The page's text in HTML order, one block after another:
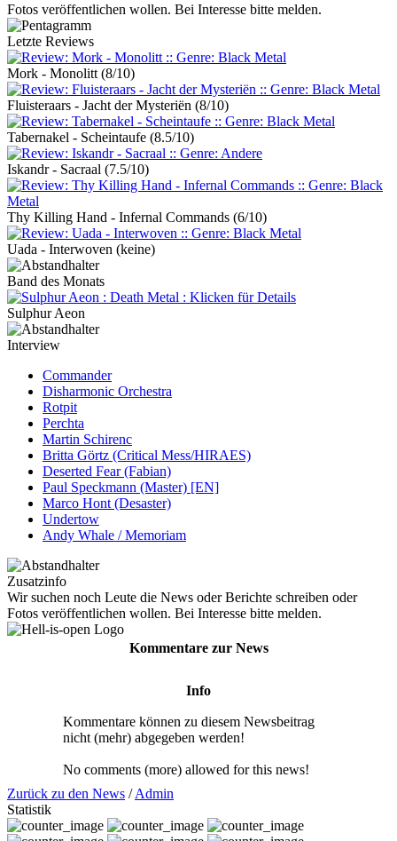
Fotos veröffentlichen wollen. Bei Interesse bitte melden.
Letzte Reviews
Mork - Monolitt (8/10)
Fluisteraars - Jacht der Mysteriën (8/10)
Tabernakel - Scheintaufe (8.5/10)
Iskandr - Sacraal (7.5/10)
Thy Killing Hand - Infernal Commands (6/10)
Uada - Interwoven (keine)
Band des Monats
Sulphur Aeon
Interview
Commander
Disharmonic Orchestra
Rotpit
Perchta
Martin Schirenc
Britta Görtz (Critical Mess/HIRAES)
Deserted Fear (Fabian)
Paul Speckmann (Master) [EN]
Marco Hont (Desaster)
Undertow
Andy Whale / Memoriam
Zusatzinfo
Wir suchen noch Leute die News oder Berichte schreiben oder
Fotos veröffentlichen wollen. Bei Interesse bitte melden.
Kommentare zur News
Info
Kommentare können zu diesem Newsbeitrag
nicht (mehr) abgegeben werden!
No comments (more) allowed for this news!
Zurück zu den News /Admin
Statistik